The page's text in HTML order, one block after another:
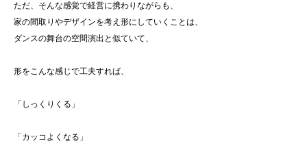
ただ、そんな感覚で経営に携わりながらも、
家の間取りやデザインを考え形にしていくことは、
ダンスの舞台の空間演出と似ていて、
形をこんな感じで工夫すれば、
「しっくりくる」
「カッコよくなる」